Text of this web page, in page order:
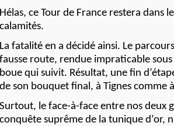
Hélas, ce Tour de France restera dans
calamités.
La fatalité en a décidé ainsi. Le
fausse route, rendue impraticable
boue qui suivit. Résultat, une fin
de son bouquet final, à Tignes comme
Surtout, le face-à-face entre nos deux
conquête suprême de la tunique d’or,